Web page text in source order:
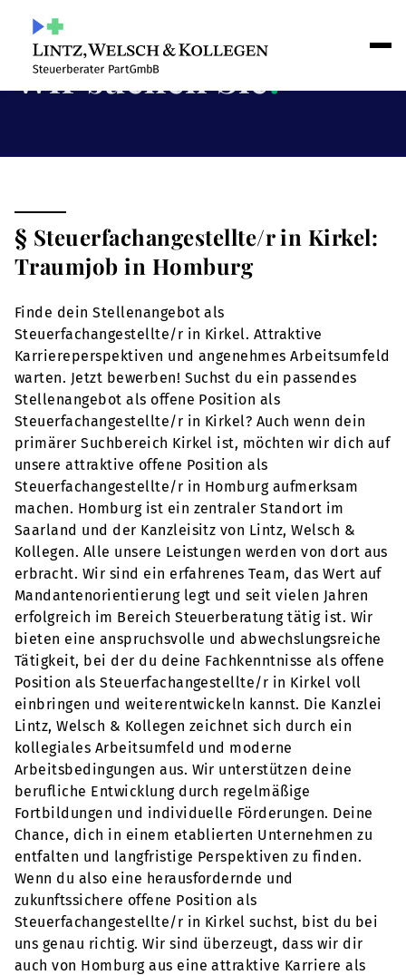
Wir suchen Sie!
§ Steuerfachangestellte/r in Kirkel:
Traumjob in Homburg
Finde dein Stellenangebot als
Steuerfachangestellte/r in Kirkel. Attraktive
Karriereperspektiven und angenehmes Arbeitsumfeld
warten. Jetzt bewerben! Suchst du ein passendes
Stellenangebot als offene Position als
Steuerfachangestellte/r in Kirkel? Auch wenn dein
primärer Suchbereich Kirkel ist, möchten wir dich auf
unsere attraktive offene Position als
Steuerfachangestellte/r in Homburg aufmerksam
machen. Homburg ist ein zentraler Standort im
Saarland und der Kanzleisitz von Lintz, Welsch &
Kollegen. Alle unsere Leistungen werden von dort aus
erbracht. Wir sind ein erfahrenes Team, das Wert auf
Mandantenorientierung legt und seit vielen Jahren
erfolgreich im Bereich Steuerberatung tätig ist. Wir
bieten eine anspruchsvolle und abwechslungsreiche
Tätigkeit, bei der du deine Fachkenntnisse als offene
Position als Steuerfachangestellte/r in Kirkel voll
einbringen und weiterentwickeln kannst. Die Kanzlei
Lintz, Welsch & Kollegen zeichnet sich durch ein
kollegiales Arbeitsumfeld und moderne
Arbeitsbedingungen aus. Wir unterstützen deine
berufliche Entwicklung durch regelmäßige
Fortbildungen und individuelle Förderungen. Deine
Chance, dich in einem etablierten Unternehmen zu
entfalten und langfristige Perspektiven zu finden.
Wenn du also eine herausfordernde und
zukunftssichere offene Position als
Steuerfachangestellte/r in Kirkel suchst, bist du bei
uns genau richtig. Wir sind überzeugt, dass wir dir
auch von Homburg aus eine attraktive Karriere als